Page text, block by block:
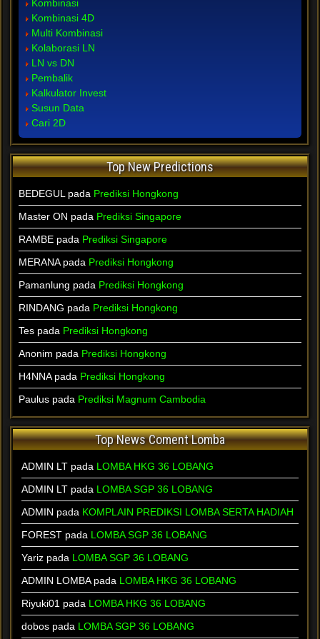
Kombinasi
Kombinasi 4D
Multi Kombinasi
Kolaborasi LN
LN vs DN
Pembalik
Kalkulator Invest
Susun Data
Cari 2D
Top New Predictions
BEDEGUL pada Prediksi Hongkong
Master ON pada Prediksi Singapore
RAMBE pada Prediksi Singapore
MERANA pada Prediksi Hongkong
Pamanlung pada Prediksi Hongkong
RINDANG pada Prediksi Hongkong
Tes pada Prediksi Hongkong
Anonim pada Prediksi Hongkong
H4NNA pada Prediksi Hongkong
Paulus pada Prediksi Magnum Cambodia
Top News Coment Lomba
ADMIN LT pada LOMBA HKG 36 LOBANG
ADMIN LT pada LOMBA SGP 36 LOBANG
ADMIN pada KOMPLAIN PREDIKSI LOMBA SERTA HADIAH
FOREST pada LOMBA SGP 36 LOBANG
Yariz pada LOMBA SGP 36 LOBANG
ADMIN LOMBApada LOMBA HKG 36 LOBANG
Riyuki01 pada LOMBA HKG 36 LOBANG
dobos pada LOMBA SGP 36 LOBANG